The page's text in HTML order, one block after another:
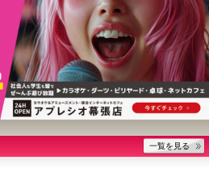
一覧を見る